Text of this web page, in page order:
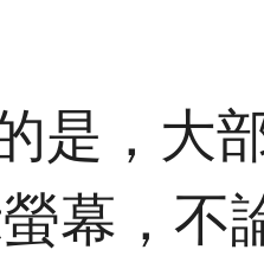
是，大
幕，不